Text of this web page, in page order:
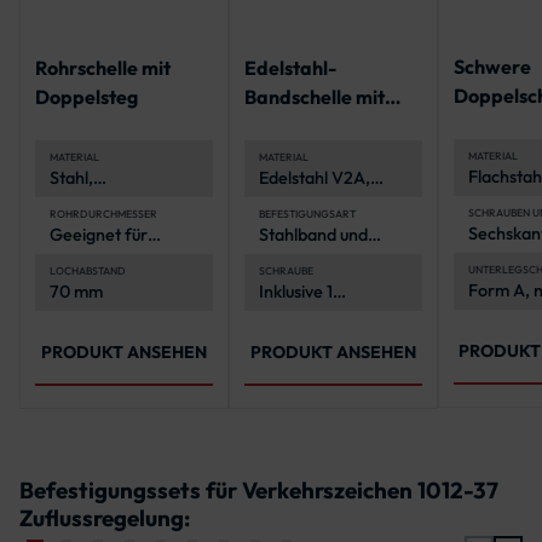
Rohrschelle mit
Doppelsteg
MATERIAL
Stahl,
Korrosionsschutz
ROHRDURCHMESSER
Geeignet für
mm
LOCHABSTAND
70 mm
PRODUKT ANSEHEN
Edelstahl-
Bandschelle mit
Schenkeln
MATERIAL
Edelstahl V2A,
BEFESTIGUNGSART
Stahlband und
SCHRAUBE
Inklusive 1
Unterlegscheibe
PRODUKT ANSEHEN
Schwere
MATERIAL
SCHRAUBEN
nach ISO
Form A,
Befestigungssets für Verkehrszeichen 1012-37
Zuflussregelung: